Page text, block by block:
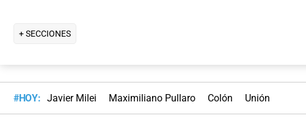
+ SECCIONES
#HOY: Javier Milei Maximiliano Pullaro Colón Unión